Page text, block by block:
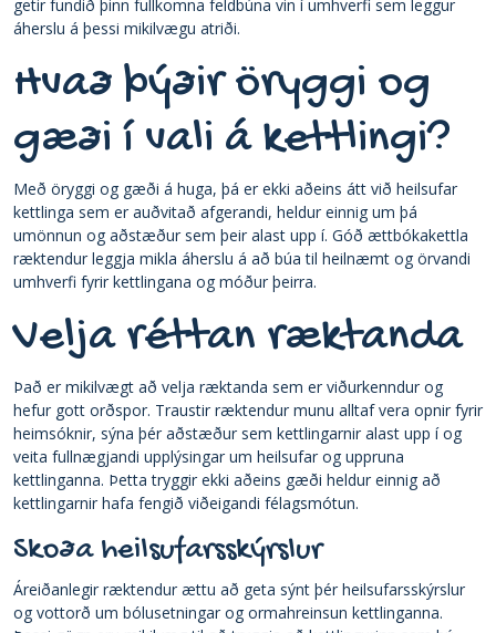
getir fundið þinn fullkomna feldbúna vin í umhverfi sem leggur
áherslu á þessi mikilvægu atriði.
Hvað þýðir öryggi og
gæði í vali á kettlingi?
Með öryggi og gæði á huga, þá er ekki aðeins átt við heilsufar
kettlinga sem er auðvitað afgerandi, heldur einnig um þá
umönnun og aðstæður sem þeir alast upp í. Góð ættbókakettla
ræktendur leggja mikla áherslu á að búa til heilnæmt og örvandi
umhverfi fyrir kettlingana og móður þeirra.
Velja réttan ræktanda
Það er mikilvægt að velja ræktanda sem er viðurkenndur og
hefur gott orðspor. Traustir ræktendur munu alltaf vera opnir fyrir
heimsóknir, sýna þér aðstæður sem kettlingarnir alast upp í og
veita fullnægjandi upplýsingar um heilsufar og uppruna
kettlinganna. Þetta tryggir ekki aðeins gæði heldur einnig að
kettlingarnir hafa fengið viðeigandi félagsmótun.
Skoða heilsufarsskýrslur
Áreiðanlegir ræktendur ættu að geta sýnt þér heilsufarsskýrslur
og vottorð um bólusetningar og ormahreinsun kettlinganna.